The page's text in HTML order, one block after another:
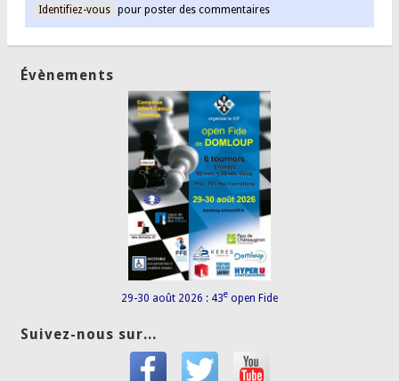
Identifiez-vous pour poster des commentaires
Évènements
29-30 août 2026 : 43e open Fide
Suivez-nous sur...